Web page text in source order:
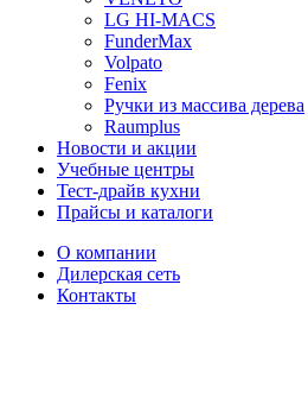
LG HI-MACS
FunderMax
Volpato
Fenix
Ручки из массива дерева
Raumplus
Новости и акции
Учебные центры
Тест-драйв кухни
Прайсы и каталоги
О компании
Дилерская сеть
Контакты